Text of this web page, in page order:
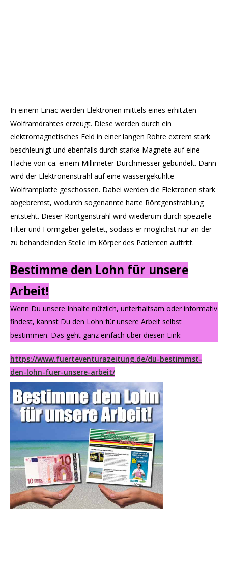
In einem Linac werden Elektronen mittels eines erhitzten
Wolframdrahtes erzeugt. Diese werden durch ein
elektromagnetisches Feld in einer langen Röhre extrem stark
beschleunigt und ebenfalls durch starke Magnete auf eine
Fläche von ca. einem Millimeter Durchmesser gebündelt. Dann
wird der Elektronenstrahl auf eine wassergekühlte
Wolframplatte geschossen. Dabei werden die Elektronen stark
abgebremst, wodurch sogenannte harte Röntgenstrahlung
entsteht. Dieser Röntgenstrahl wird wiederum durch spezielle
Filter und Formgeber geleitet, sodass er möglichst nur an der
zu behandelnden Stelle im Körper des Patienten auftritt.
Bestimme den Lohn für unsere
Arbeit!
Wenn Du unsere Inhalte nützlich, unterhaltsam oder informativ
findest, kannst Du den Lohn für unsere Arbeit selbst
bestimmen. Das geht ganz einfach über diesen Link:
https://www.fuerteventurazeitung.de/du-bestimmst-
den-lohn-fuer-unsere-arbeit/